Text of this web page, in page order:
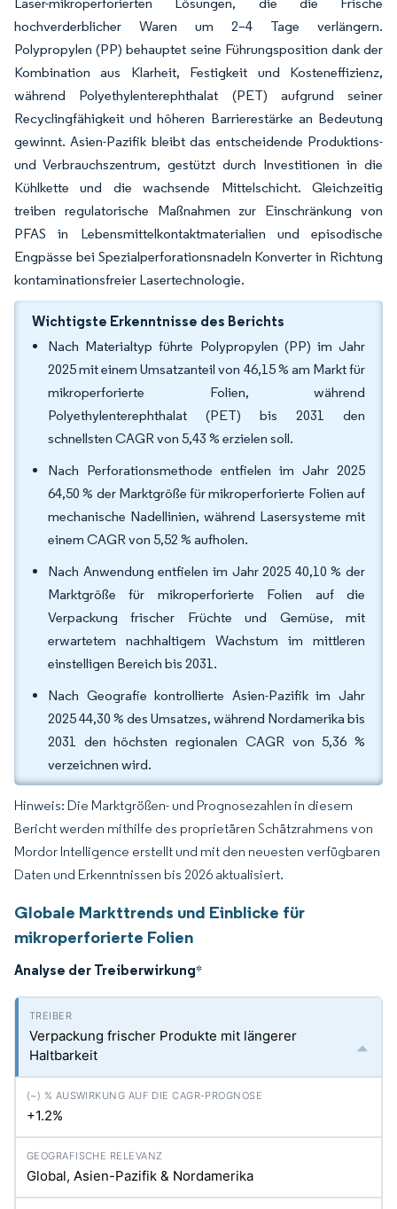
hochverderblicher Waren um 2–4 Tage verlängern.
Polypropylen (PP) behauptet seine Führungsposition dank der
Kombination aus Klarheit, Festigkeit und Kosteneffizienz,
während Polyethylenterephthalat (PET) aufgrund seiner
Recyclingfähigkeit und höheren Barrierestärke an Bedeutung
gewinnt. Asien-Pazifik bleibt das entscheidende Produktions-
und Verbrauchszentrum, gestützt durch Investitionen in die
Kühlkette und die wachsende Mittelschicht. Gleichzeitig
treiben regulatorische Maßnahmen zur Einschränkung von
PFAS in Lebensmittelkontaktmaterialien und episodische
Engpässe bei Spezialperforationsnadeln Konverter in Richtung
kontaminationsfreier Lasertechnologie.
Wichtigste Erkenntnisse des Berichts
Nach Materialtyp führte Polypropylen (PP) im Jahr
2025 mit einem Umsatzanteil von 46,15 % am Markt für
mikroperforierte Folien, während
Polyethylenterephthalat (PET) bis 2031 den
schnellsten CAGR von 5,43 % erzielen soll.
Nach Perforationsmethode entfielen im Jahr 2025
64,50 % der Marktgröße für mikroperforierte Folien auf
mechanische Nadellinien, während Lasersysteme mit
einem CAGR von 5,52 % aufholen.
Nach Anwendung entfielen im Jahr 2025 40,10 % der
Marktgröße für mikroperforierte Folien auf die
Verpackung frischer Früchte und Gemüse, mit
erwartetem nachhaltigem Wachstum im mittleren
einstelligen Bereich bis 2031.
Nach Geografie kontrollierte Asien-Pazifik im Jahr
2025 44,30 % des Umsatzes, während Nordamerika bis
2031 den höchsten regionalen CAGR von 5,36 %
verzeichnen wird.
Hinweis: Die Marktgrößen- und Prognosezahlen in diesem
Bericht werden mithilfe des proprietären Schätzrahmens von
Mordor Intelligence erstellt und mit den neuesten verfügbaren
Daten und Erkenntnissen bis 2026 aktualisiert.
Globale Markttrends und Einblicke für
mikroperforierte Folien
Analyse der Treiberwirkung*
Verpackung frischer Produkte mit längerer
Haltbarkeit
+1.2%
Global, Asien-Pazifik & Nordamerika